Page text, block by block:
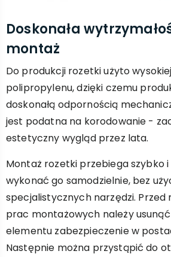
Doskonała
montaż
Do produkcji rozetki użyto
polipropylenu, dzięki czemu
doskonałą odpornością
jest podatna na korodowanie -
estetyczny wygląd przez lata.
Montaż rozetki przebiega szybko
wykonać go samodzielnie, bez
specjalistycznych narzędzi.
prac montażowych należy
elementu zabezpieczenie w
Następnie można przystąpić do